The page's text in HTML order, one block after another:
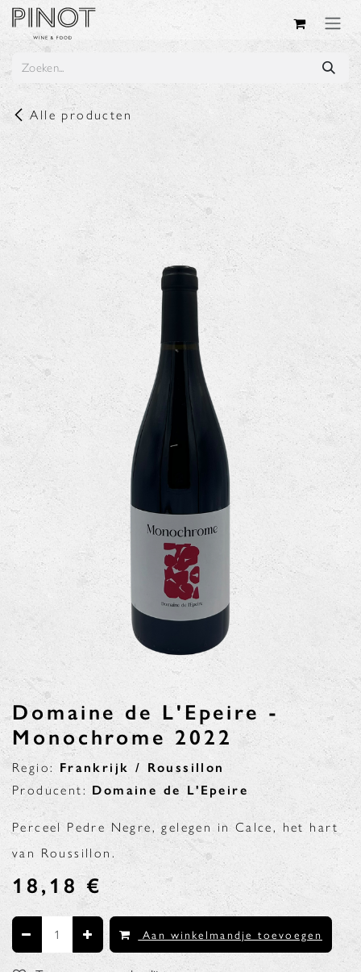
Overslaan naar inhoud
Alle producten
Domaine de L'Epeire -
Monochrome 2022
Regio: Frankrijk / Roussillon
Producent: Domaine de L'Epeire
Perceel Pedre Negre, gelegen in Calce, het hart
van Roussillon.
18,18 €
Aan winkelmandje toevoegen